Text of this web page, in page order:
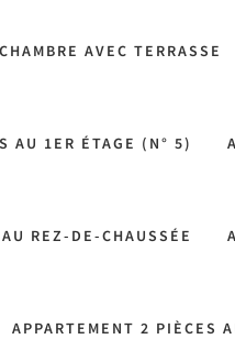
AVEC TERRASSE
AU 1ER ÉTAGE (N° 5)
REZ-DE-CHAUSSÉE
APPARTEMENT 2 PIÈCES